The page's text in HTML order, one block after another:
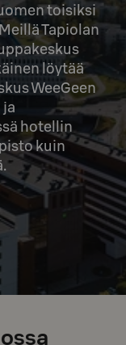
toisiksi
Tapiolan
löytää
WeeGeen
hotellin
kuin